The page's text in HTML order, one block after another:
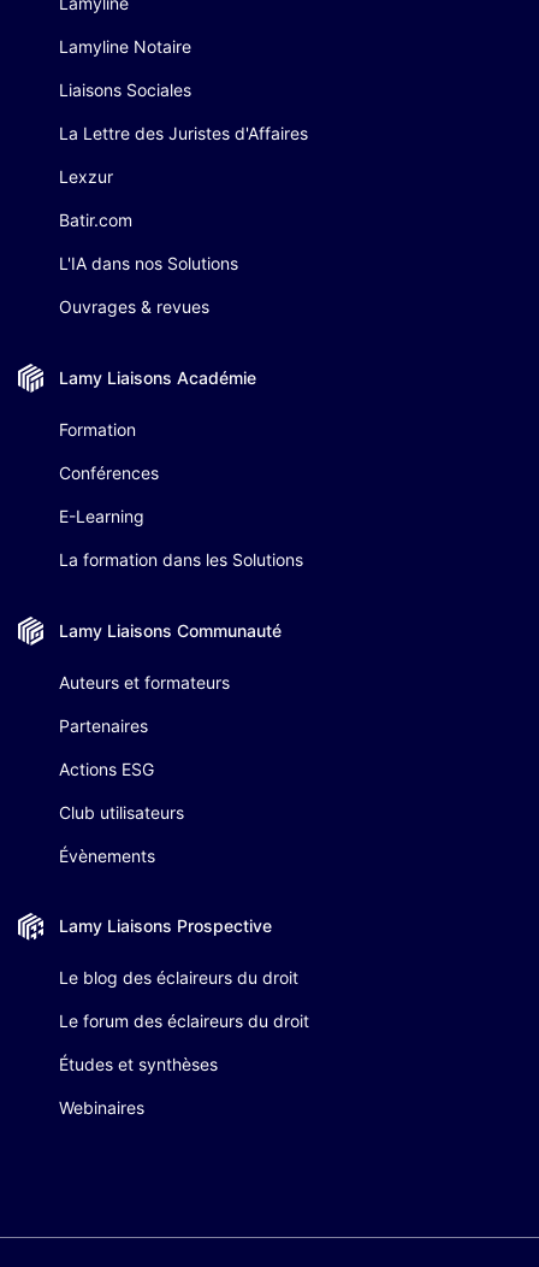
Lamyline Notaire
Liaisons Sociales
La Lettre des Juristes d'Affaires
Lexzur
Batir.com
L'IA dans nos Solutions
Ouvrages & revues
Lamy Liaisons Académie
Formation
Conférences
E-Learning
La formation dans les Solutions
Lamy Liaisons Communauté
Auteurs et formateurs
Partenaires
Actions ESG
Club utilisateurs
Évènements
Lamy Liaisons Prospective
Le blog des éclaireurs du droit
Le forum des éclaireurs du droit
Études et synthèses
Webinaires